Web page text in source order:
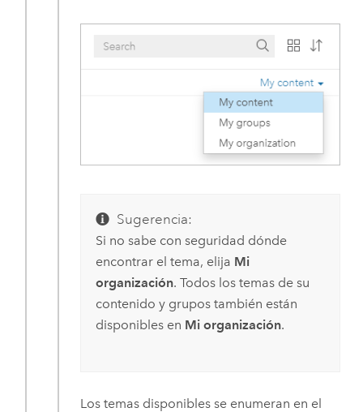
Sugerencia:
Si no sabe con seguridad dónde
encontrar el tema, elija Mi
organización. Todos los temas de su
contenido y grupos también están
disponibles en Mi organización.
Los temas disponibles se enumeran en el